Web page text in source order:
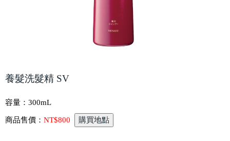
養髮洗髮精 SV
容量： 300mL
商品售價： NT$800